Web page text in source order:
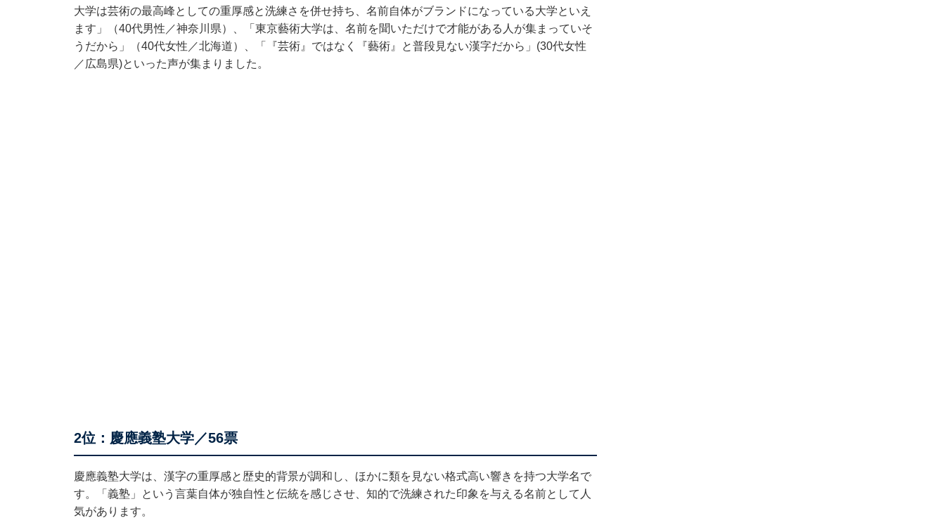
大学は芸術の最高峰としての重厚感と洗練さを併せ持ち、名前自体がブランドになっている大学といえ
ます」（40代男性／神奈川県）、「東京藝術大学は、名前を聞いただけで才能がある人が集まっていそ
うだから」（40代女性／北海道）、「『芸術』ではなく『藝術』と普段見ない漢字だから」(30代女性
／広島県)といった声が集まりました。
2位：慶應義塾大学／56票
慶應義塾大学は、漢字の重厚感と歴史的背景が調和し、ほかに類を見ない格式高い響きを持つ大学名で
す。「義塾」という言葉自体が独自性と伝統を感じさせ、知的で洗練された印象を与える名前として人
気があります。